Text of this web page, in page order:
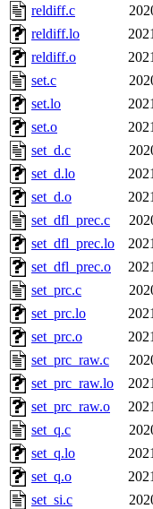
reldiff.c
reldiff.lo
reldiff.o
set.c
set.lo
set.o
set_d.c
set_d.lo
set_d.o
set_dfl_prec.c
set_dfl_prec.lo
set_dfl_prec.o
set_prc.c
set_prc.lo
set_prc.o
set_prc_raw.c
set_prc_raw.lo
set_prc_raw.o
set_q.c
set_q.lo
set_q.o
set_si.c